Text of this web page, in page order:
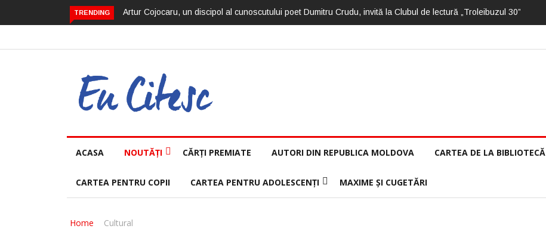
TRENDING Artur Cojocaru, un discipol al cunoscutului poet Dumitru Crudu, invită la Clubul de lectură „Troleibuzul 30”
ACASA NOUTĂȚI CĂRȚI PREMIATE AUTORI DIN REPUBLICA MOLDOVA CARTEA DE LA BIBLIOTECĂ
CARTEA PENTRU COPII CARTEA PENTRU ADOLESCENȚI MAXIME ȘI CUGETĂRI
Home Cultural